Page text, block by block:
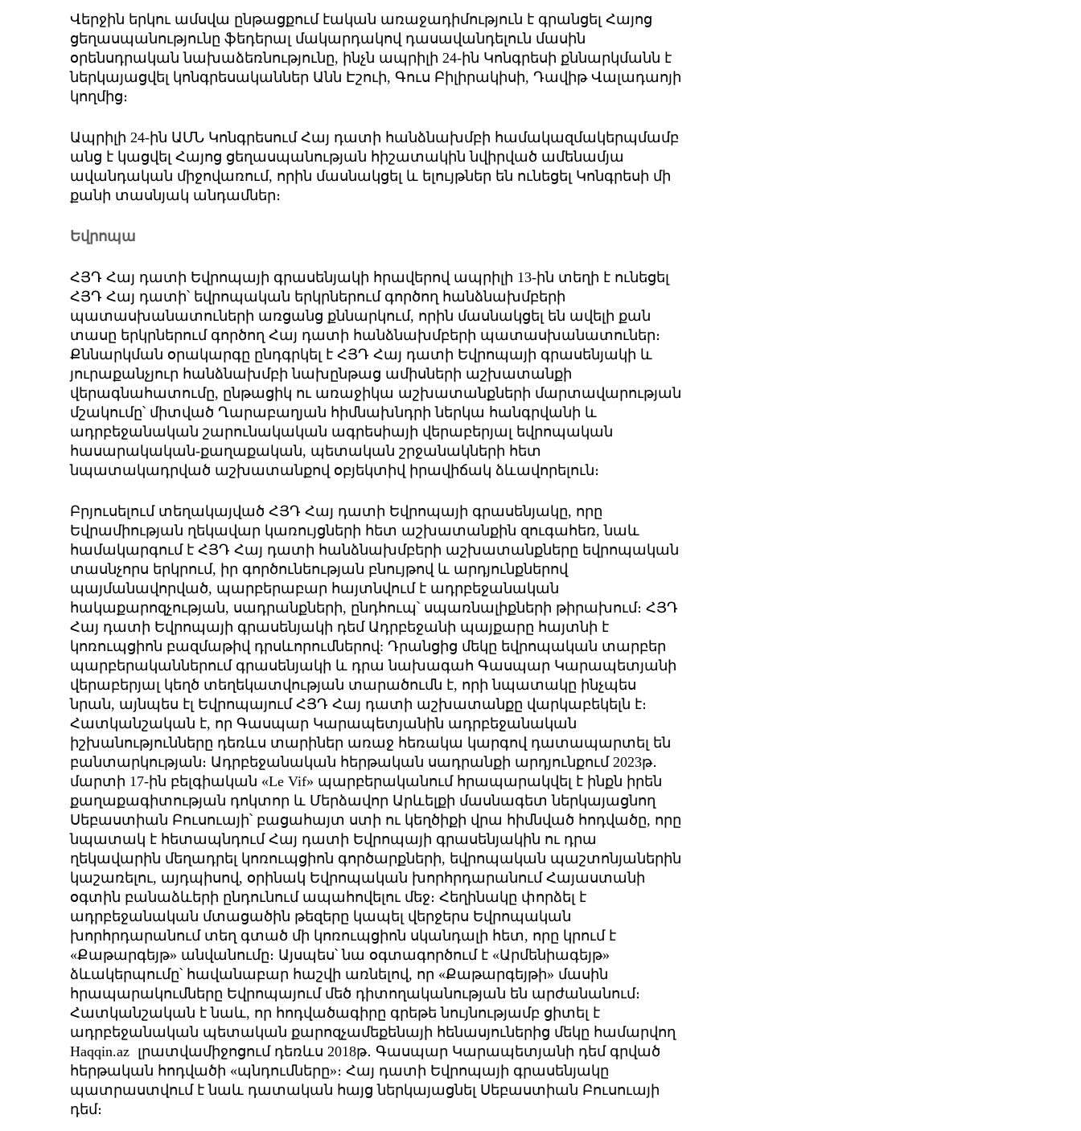
Վերջին երկու ամսվա ընթացքում էական առաջադիմություն է գրանցել Հայոց
ցեղասպանությունը ֆեդերալ մակարդակով դասավանդելուն մասին
օրենսդրական նախաձեռնությունը, ինչն ապրիլի 24-ին Կոնգրեսի քննարկմանն է
ներկայացվել կոնգրեսականներ Անն Էշուի, Գուս Բիլիրակիսի, Դավիթ Վալադաոյի
կողմից։
Ապրիլի 24-ին ԱՄՆ Կոնգրեսում Հայ դատի հանձնախմբի համակազմակերպմամբ
անց է կացվել Հայոց ցեղասպանության հիշատակին նվիրված ամենամյա
ավանդական միջովառում, որին մասնակցել և ելույթներ են ունեցել Կոնգրեսի մի
քանի տասնյակ անդամներ։
Եվրոպա
ՀՅԴ Հայ դատի Եվրոպայի գրասենյակի հրավերով ապրիլի 13-ին տեղի է ունեցել
ՀՅԴ Հայ դատի՝ եվրոպական երկրներում գործող հանձնախմբերի
պատասխանատուների առցանց քննարկում, որին մասնակցել են ավելի քան
տասը երկրներում գործող Հայ դատի հանձնախմբերի պատասխանատուներ։
Քննարկման օրակարգը ընդգրկել է ՀՅԴ Հայ դատի Եվրոպայի գրասենյակի և
յուրաքանչյուր հանձնախմբի նախընթաց ամիսների աշխատանքի
վերագնահատումը, ընթացիկ ու առաջիկա աշխատանքների մարտավարության
մշակումը՝ միտված Ղարաբաղյան հիմնախնդրի ներկա հանգրվանի և
ադրբեջանական շարունակական ագրեսիայի վերաբերյալ եվրոպական
հասարակական-քաղաքական, պետական շրջանակների հետ
նպատակադրված աշխատանքով օբյեկտիվ իրավիճակ ձևավորելուն։
Բրյուսելում տեղակայված ՀՅԴ Հայ դատի Եվրոպայի գրասենյակը, որը
Եվրամիության ղեկավար կառույցների հետ աշխատանքին զուգահեռ, նաև
համակարգում է ՀՅԴ Հայ դատի հանձնախմբերի աշխատանքները եվրոպական
տասնչորս երկրում, իր գործունեության բնույթով և արդյունքներով
պայմանավորված, պարբերաբար հայտնվում է ադրբեջանական
հակաքարոզչության, սադրանքների, ընդհուպ՝ սպառնալիքների թիրախում։ ՀՅԴ
Հայ դատի Եվրոպայի գրասենյակի դեմ Ադրբեջանի պայքարը հայտնի է
կոռուպցիոն բազմաթիվ դրսևորումներով: Դրանցից մեկը եվրոպական տարբեր
պարբերականներում գրասենյակի և դրա նախագահ Գասպար Կարապետյանի
վերաբերյալ կեղծ տեղեկատվության տարածումն է, որի նպատակը ինչպես
նրան, այնպես էլ Եվրոպայում ՀՅԴ Հայ դատի աշխատանքը վարկաբեկելն է։
Հատկանշական է, որ Գասպար Կարապետյանին ադրբեջանական
իշխանությունները դեռևս տարիներ առաջ հեռակա կարգով դատապարտել են
բանտարկության։ Ադրբեջանական հերթական սադրանքի արդյունքում 2023թ․
մարտի 17-ին բելգիական «Le Vif» պարբերականում հրապարակվել է ինքն իրեն
քաղաքագիտության դոկտոր և Մերձավոր Արևելքի մասնագետ ներկայացնող
Սեբաստիան Բուսուայի՝ բացահայտ ստի ու կեղծիքի վրա հիմնված հոդվածը, որը
նպատակ է հետապնդում Հայ դատի Եվրոպայի գրասենյակին ու դրա
ղեկավարին մեղադրել կոռուպցիոն գործարքների, եվրոպական պաշտոնյաներին
կաշառելու, այդպիսով, օրինակ Եվրոպական խորհրդարանում Հայաստանի
օգտին բանաձևերի ընդունում ապահովելու մեջ։ Հեղինակը փորձել է
ադրբեջանական մտացածին թեզերը կապել վերջերս Եվրոպական
խորհրդարանում տեղ գտած մի կոռուպցիոն սկանդալի հետ, որը կրում է
«Քաթարգեյթ» անվանումը։ Այսպես՝ նա օգտագործում է «Արմենիագեյթ»
ձևակերպումը՝ հավանաբար հաշվի առնելով, որ «Քաթարգեյթի» մասին
հրապարակումները Եվրոպայում մեծ դիտողականության են արժանանում։
Հատկանշական է նաև, որ հոդվածագիրը գրեթե նույնությամբ ցիտել է
ադրբեջանական պետական քարոզչամեքենայի հենասյուներից մեկը համարվող
Haqqin.az լրատվամիջոցում դեռևս 2018թ․ Գասպար Կարապետյանի դեմ գրված
հերթական հոդվածի «պնդումները»։ Հայ դատի Եվրոպայի գրասենյակը
պատրաստվում է նաև դատական հայց ներկայացնել Սեբաստիան Բուսուայի
դեմ։